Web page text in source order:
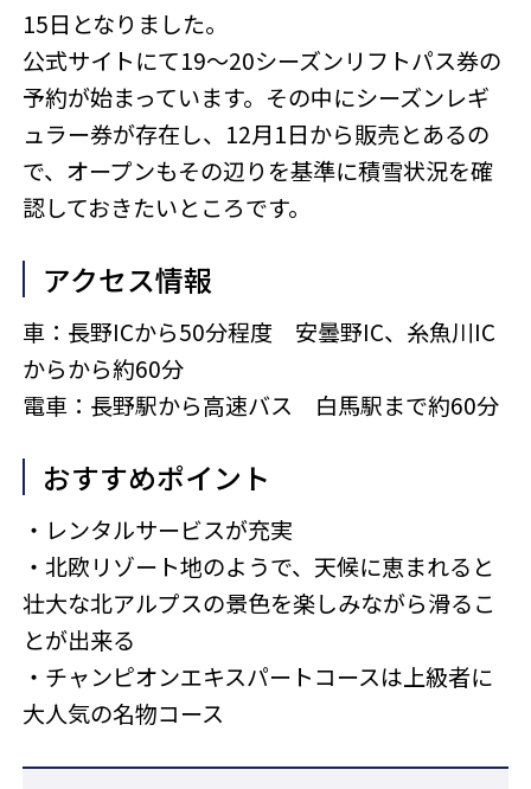
15日となりました。
公式サイトにて19～20シーズンリフトパス券の
予約が始まっています。その中にシーズンレギ
ュラー券が存在し、12月1日から販売とあるの
で、オープンもその辺りを基準に積雪状況を確
認しておきたいところです。
アクセス情報
車：長野ICから50分程度 安曇野IC、糸魚川IC
からから約60分
電車：長野駅から高速バス 白馬駅まで約60分
おすすめポイント
・レンタルサービスが充実
・北欧リゾート地のようで、天候に恵まれると
壮大な北アルプスの景色を楽しみながら滑るこ
とが出来る
・チャンピオンエキスパートコースは上級者に
大人気の名物コース